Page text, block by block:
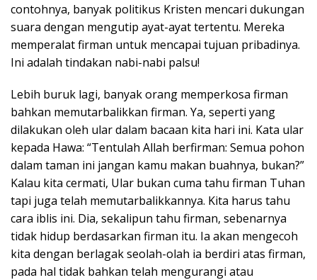
contohnya, banyak politikus Kristen mencari dukungan
suara dengan mengutip ayat-ayat tertentu. Mereka
memperalat firman untuk mencapai tujuan pribadinya.
Ini adalah tindakan nabi-nabi palsu!
Lebih buruk lagi, banyak orang memperkosa firman
bahkan memutarbalikkan firman. Ya, seperti yang
dilakukan oleh ular dalam bacaan kita hari ini. Kata ular
kepada Hawa: “Tentulah Allah berfirman: Semua pohon
dalam taman ini jangan kamu makan buahnya, bukan?”
Kalau kita cermati, Ular bukan cuma tahu firman Tuhan
tapi juga telah memutarbalikkannya. Kita harus tahu
cara iblis ini. Dia, sekalipun tahu firman, sebenarnya
tidak hidup berdasarkan firman itu. Ia akan mengecoh
kita dengan berlagak seolah-olah ia berdiri atas firman,
pada hal tidak bahkan telah mengurangi atau